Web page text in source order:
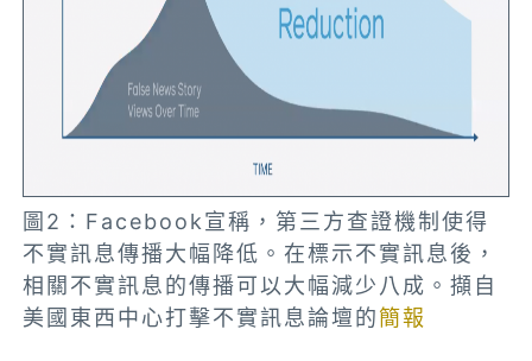
圖2：Facebook宣稱，第三方查證機制使得
不實訊息傳播大幅降低。在標示不實訊息後，
相關不實訊息的傳播可以大幅減少八成。擷自
美國東西中心打擊不實訊息論壇的簡報